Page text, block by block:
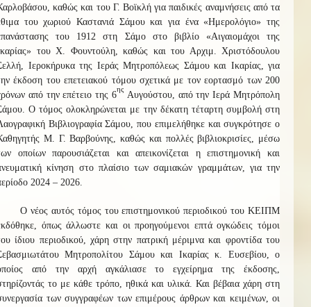
καθώς και του Γ. Βοϊκλή για παιδικές αναμνήσεις από τα
του χωριού Καστανιά Σάμου και για ένα «Ημερολόγιο» της
του 1912 στη Σάμο στο βιβλίο «Αιγαιομάχοι της
του Χ. Φουντούλη, καθώς και του Αρχιμ. Χριστόδουλου
Ιεροκήρυκα της Ιεράς Μητροπόλεως Σάμου και Ικαρίας, για
έκδοση του επετειακού τόμου σχετικά με τον εορτασμό των 200
από την επέτειο της 6
ης
Αυγούστου, από την Ιερά Μητρόπολη
Ο τόμος ολοκληρώνεται με την δέκατη τέταρτη συμβολή στη
Βιβλιογραφία Σάμου, που επιμελήθηκε και συγκρότησε ο
Μ. Γ. Βαρβούνης, καθώς και πολλές βιβλιοκρισίες, μέσω
οποίων παρουσιάζεται και απεικονίζεται η επιστημονική και
κίνηση στο πλαίσιο των σαμιακών γραμμάτων, για την
2024 – 2026.
Ο νέος αυτός τόμος του επιστημονικού περιοδικού του ΚΕΙΠΜ
όπως άλλωστε και οι προηγούμενοι επτά ογκώδεις τόμοι
ίδιου περιοδικού, χάρη στην πατρική μέριμνα και φροντίδα του
Μητροπολίτου Σάμου και Ικαρίας κ. Ευσεβίου, ο
από την αρχή αγκάλιασε το εγχείρημα της έκδοσης,
το με κάθε τρόπο, ηθικά και υλικά. Και βέβαια χάρη στη
των συγγραφέων των επιμέρους άρθρων και κειμένων, οι